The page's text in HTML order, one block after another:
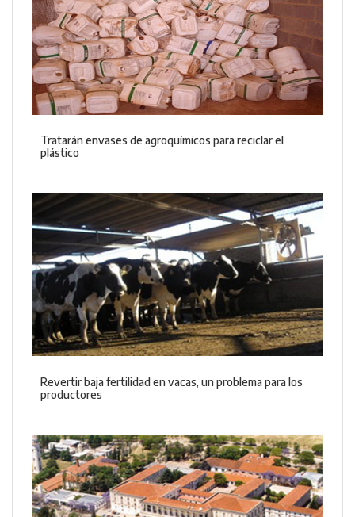
Tratarán envases de agroquímicos para reciclar el
plástico
Revertir baja fertilidad en vacas, un problema para los
productores